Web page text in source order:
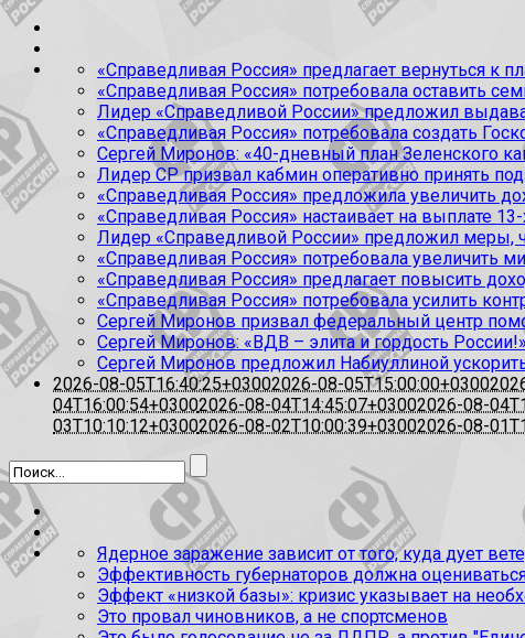
«Справедливая Россия» предлагает вернуться к
«Справедливая Россия» потребовала оставить
Лидер «Справедливой России» предложил
«Справедливая Россия» потребовала создать
Сергей Миронов: «40-дневный план Зеленского
Лидер СР призвал кабмин оперативно принять
«Справедливая Россия» предложила увеличить
«Справедливая Россия» настаивает на выплате
Лидер «Справедливой России» предложил меры,
«Справедливая Россия» потребовала увеличить
«Справедливая Россия» предлагает повысить
«Справедливая Россия» потребовала усилить
Сергей Миронов призвал федеральный центр
Сергей Миронов: «ВДВ – элита и гордость
Сергей Миронов предложил Набиуллиной
2026-08-05T16:40:25+03002026-08-05T15:00:00+0300
04T16:00:54+03002026-08-04T14:45:07+03002026-08-
03T10:10:12+03002026-08-02T10:00:39+03002026-08-
Ядерное заражение зависит от того, куда дует
Эффективность губернаторов должна
Эффект «низкой базы»: кризис указывает на
Это провал чиновников, а не спортсменов